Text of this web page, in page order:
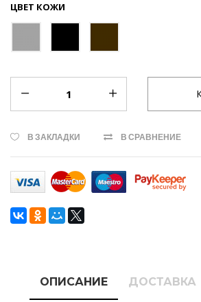
ЦВЕТ КОЖИ
В ЗАКЛАДКИ В СРАВНЕНИЕ
ОПИСАНИЕ ДОСТАВКА